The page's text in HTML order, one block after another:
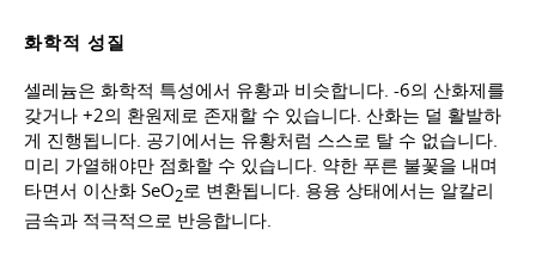
화학적 성질
셀레늄은 화학적 특성에서 유황과 비슷합니다. -6의 산화제를
갖거나 +2의 환원제로 존재할 수 있습니다. 산화는 덜 활발하
게 진행됩니다. 공기에서는 유황처럼 스스로 탈 수 없습니다.
미리 가열해야만 점화할 수 있습니다. 약한 푸른 불꽃을 내며
타면서 이산화 SeO2로 변환됩니다. 용융 상태에서는 알칼리
금속과 적극적으로 반응합니다.